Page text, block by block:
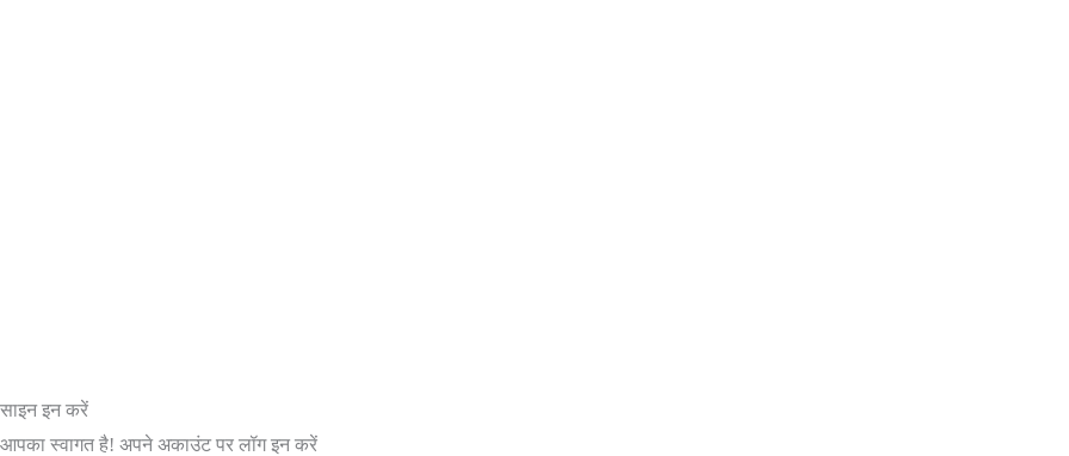
साइन इन करें
आपका स्वागत है! अपने अकाउंट पर लॉग इन करें